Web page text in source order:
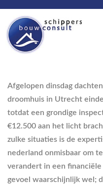
Afgelopen dinsdag
droomhuis in Utrecht
totdat een grondige
€12.500 aan het licht
zulke situaties is de
nederland onmisbaar om
verandert in een
gevoel waarschijnlijk wel;